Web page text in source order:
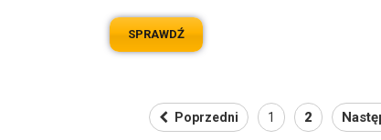
SPRAWDŹ
Poprzedni 1 2